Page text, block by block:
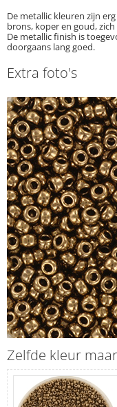
De metallic kleuren zijn
brons, koper en goud,
De metallic finish is
doorgaans lang goed.
Extra foto's
Zelfde kleur